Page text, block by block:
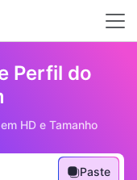
Perfil do
HD e Tamanho
Paste